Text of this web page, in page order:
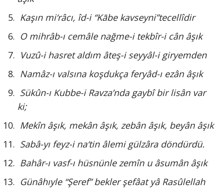
Kaşın mi‘râcı, îd-i “Kābe kavseyni”tecellîdir
O mihrâb-ı cemâle nağme-i tekbîr-i cân âşık
Vuzû-i hasret aldım âteş-i seyyâl-i giryemden
Namâz-ı valsına koşdukça feryâd-ı ezân âşık
Sükûn-ı Kubbe-i Ravza’nda gaybî bir lisân var
ki;
Mekîn âşık, mekân âşık, zebân âşık, beyân âşık
Sabâ-yı feyz-i na‘tin âlemi gülzâra döndürdü.
Bahâr-ı vasf-ı hüsnünle zemîn u âsumân âşık
Günâhıyle “Şeref” bekler şefâat yâ Rasûlellah